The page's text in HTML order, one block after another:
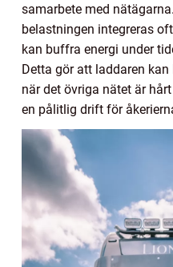
samarbete med
belastningen integreras
kan buffra energi under
Detta gör att laddaren
när det övriga nätet är
en pålitlig drift för